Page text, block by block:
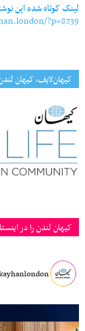
لینک کوتاه شده این
?p=8239
کیهان‌لایف، کیهان
کیهان لندن را در